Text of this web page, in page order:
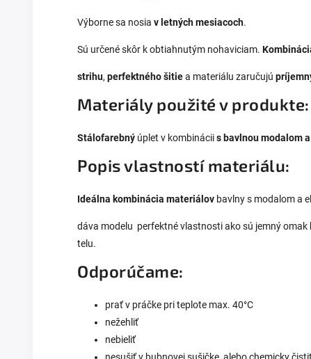
Výborne sa nosia v letných mesiacoch.
Sú určené skôr k obtiahnutým nohaviciam.
strihu, perfektného šitiea materiálu zaručujú
Materiály použité v produkte:
Stálofarebný úplet v kombináciis bavlnou modalom
Popis vlastností materiálu:
Ideálna kombinácia materiálov bavlny s modalom a
dáva modelu perfektné vlastnosti ako sú jemný
telu.
Odporúčame:
prať v práčke pri teplote max. 40°C
nežehliť
nebieliť
nesušiť v bubnovej sušičke, alebo chemicky